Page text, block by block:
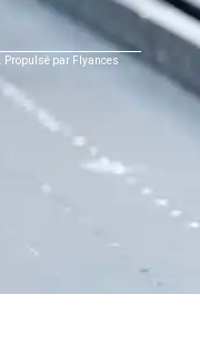
Propulsé par Flyances